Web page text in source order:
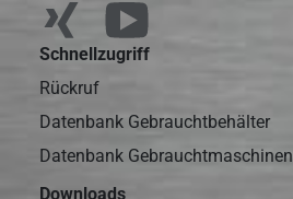
Schnellzugriff
Rückruf
Datenbank Gebrauchtbehälter
Datenbank Gebrauchtmaschinen
Downloads